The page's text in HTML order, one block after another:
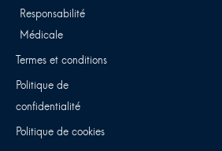
Responsabilité
Médicale
Termes et conditions
Politique de
confidentialité
Politique de cookies